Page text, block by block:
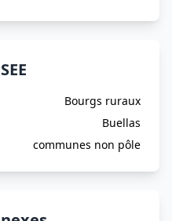
Bourgs ruraux
Buellas
communes non pôle